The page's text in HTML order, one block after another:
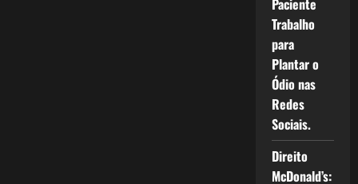
Paciente
Trabalho
para
Plantar o
Ódio nas
Redes
Sociais.
Direito
McDonald’s: